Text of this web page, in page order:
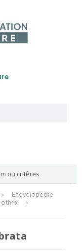
ou critères
>
Encyclopédie
>